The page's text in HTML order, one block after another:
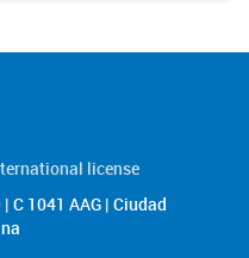
license
C 1041 AAG | Ciudad